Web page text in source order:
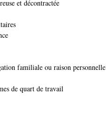
et décontractée
familiale ou raison personnelle
de quart de travail